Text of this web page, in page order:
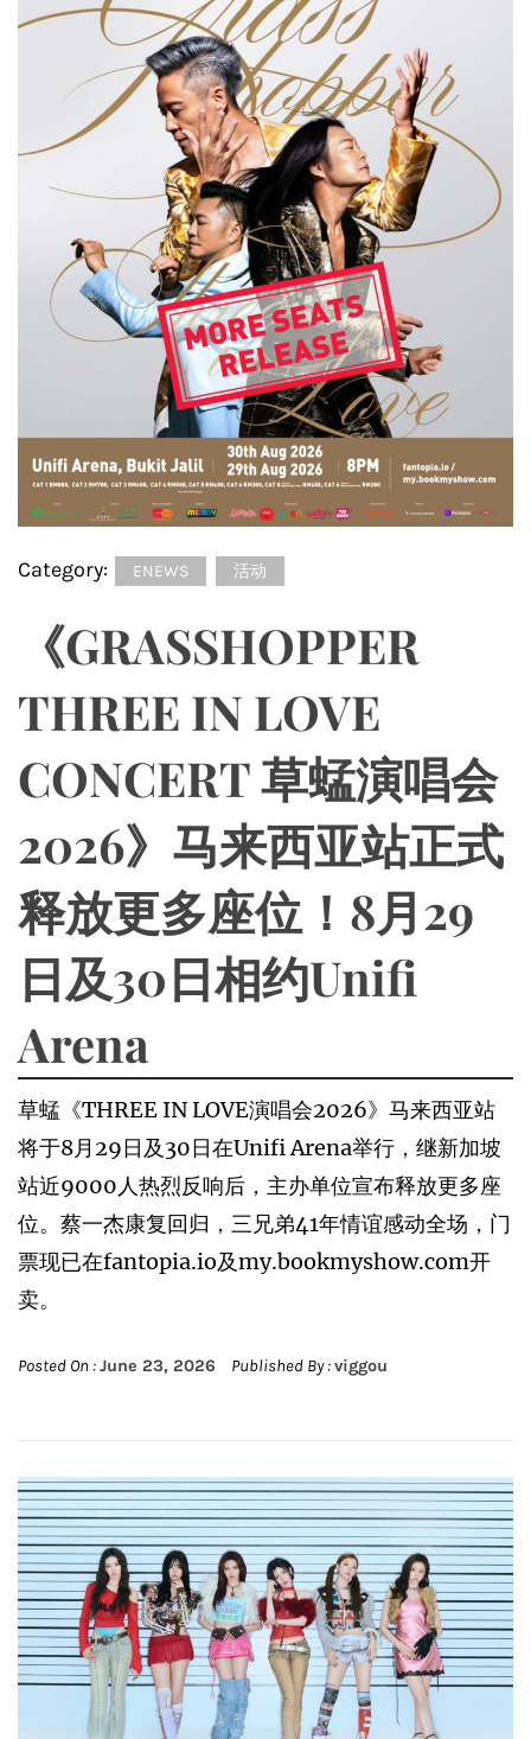
Category: ENEWS 活动
《GRASSHOPPER
THREE IN LOVE
CONCERT 草蜢演唱会
2026》马来西亚站正式
释放更多座位！8月29
日及30日相约Unifi
Arena
草蜢《THREE IN LOVE演唱会2026》马来西亚站
将于8月29日及30日在Unifi Arena举行，继新加坡
站近9000人热烈反响后，主办单位宣布释放更多座
位。蔡一杰康复回归，三兄弟41年情谊感动全场，门
票现已在fantopia.io及my.bookmyshow.com开
卖。
Posted On :June 23, 2026 Published By :viggou